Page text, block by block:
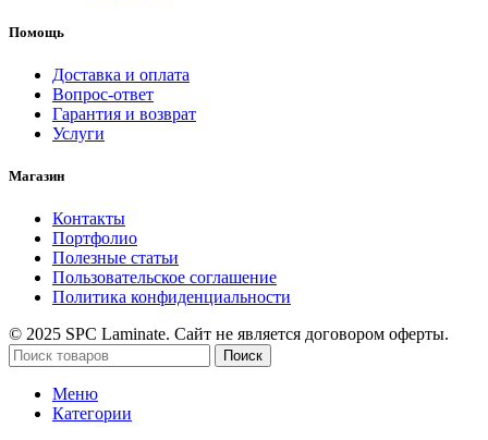
Помощь
Доставка и оплата
Вопрос-ответ
Гарантия и возврат
Услуги
Магазин
Контакты
Портфолио
Полезные статьи
Пользовательское соглашение
Политика конфиденциальности
© 2025 SPC Laminate. Сайт не является договором оферты.
Поиск
Меню
Категории